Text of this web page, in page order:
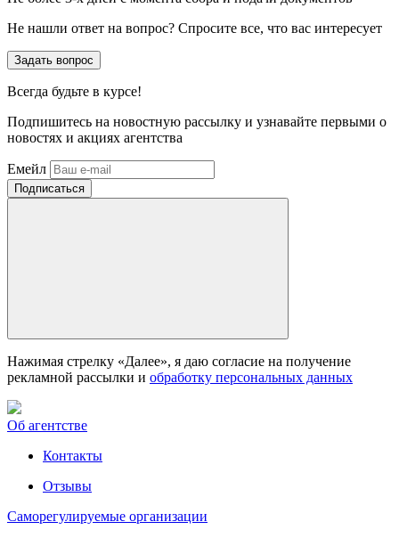
Не нашли ответ на вопрос? Спросите все, что вас интересует
Задать вопрос
Всегда будьте в курсе!
Подпишитесь на новостную рассылку и узнавайте первыми о
новостях и акциях агентства
Емейл
Нажимая стрелку «Далее», я даю согласие на получение
рекламной рассылки и обработку персональных данных
Об агентстве
Контакты
Отзывы
Саморегулируемые организации